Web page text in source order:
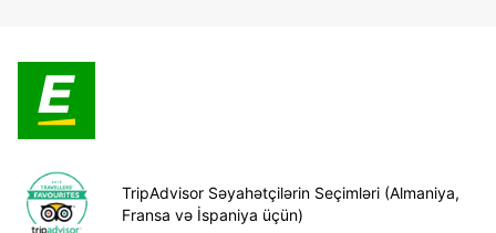
TripAdvisor Səyahətçilərin Seçimləri (Almaniya,
Fransa və İspaniya üçün)